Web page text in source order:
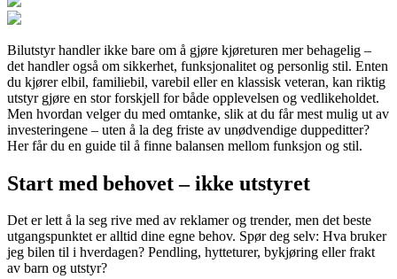
Bilutstyr handler ikke bare om å gjøre kjøreturen mer behagelig –
det handler også om sikkerhet, funksjonalitet og personlig stil. Enten
du kjører elbil, familiebil, varebil eller en klassisk veteran, kan riktig
utstyr gjøre en stor forskjell for både opplevelsen og vedlikeholdet.
Men hvordan velger du med omtanke, slik at du får mest mulig ut av
investeringene – uten å la deg friste av unødvendige duppeditter?
Her får du en guide til å finne balansen mellom funksjon og stil.
Start med behovet – ikke utstyret
Det er lett å la seg rive med av reklamer og trender, men det beste
utgangspunktet er alltid dine egne behov. Spør deg selv: Hva bruker
jeg bilen til i hverdagen? Pendling, hytteturer, bykjøring eller frakt
av barn og utstyr?